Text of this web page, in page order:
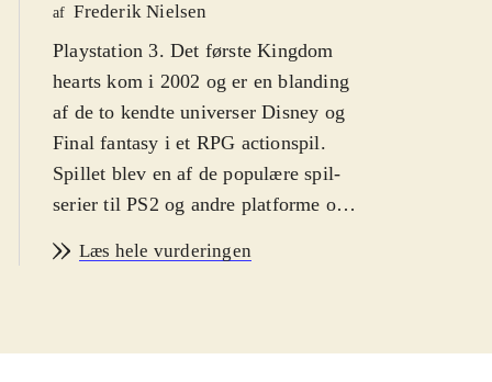
af Frederik Nielsen
Playstation 3. Det første Kingdom
hearts kom i 2002 og er en blanding
af de to kendte universer Disney og
Final fantasy i et RPG actionspil.
Spillet blev en af de populære spil-
serier til PS2 og andre platforme og i
syv spil og det er oplagt, at de første
en PEGI: 12 og ikoner for vold.
Læs hele vurderingen